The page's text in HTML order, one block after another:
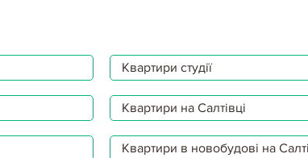
Квартири студії
Квартири на Салтівці
Квартири в новобудові на